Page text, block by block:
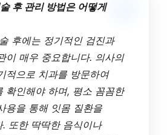
후 관리 방법은 어떻게
후에는 정기적인 검진과
이 매우 중요합니다. 의사의
적으로 치과를 방문하여
확인해야 하며, 평소 꼼꼼한
용을 통해 잇몸 질환을
. 또한 딱딱한 음식이나